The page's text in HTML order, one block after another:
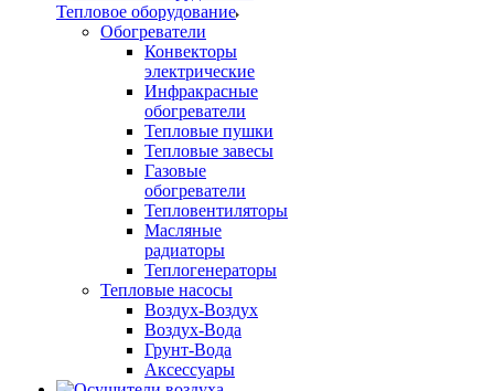
Тепловое оборудование
Обогреватели
Конвекторы
электрические
Инфракрасные
обогреватели
Тепловые пушки
Тепловые завесы
Газовые
обогреватели
Тепловентиляторы
Масляные
радиаторы
Теплогенераторы
Тепловые насосы
Воздух-Воздух
Воздух-Вода
Грунт-Вода
Аксессуары